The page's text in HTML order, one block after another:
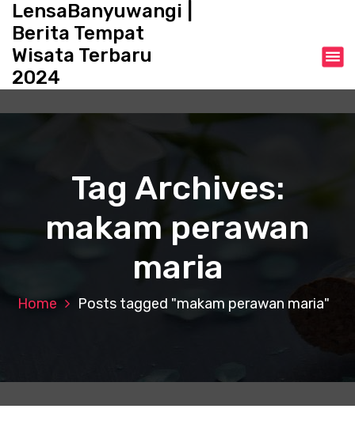
c
LensaBanyuwangi |
Berita Tempat
Wisata Terbaru
2024
Tag Archives:
makam perawan
maria
Home Posts tagged "makam perawan maria"